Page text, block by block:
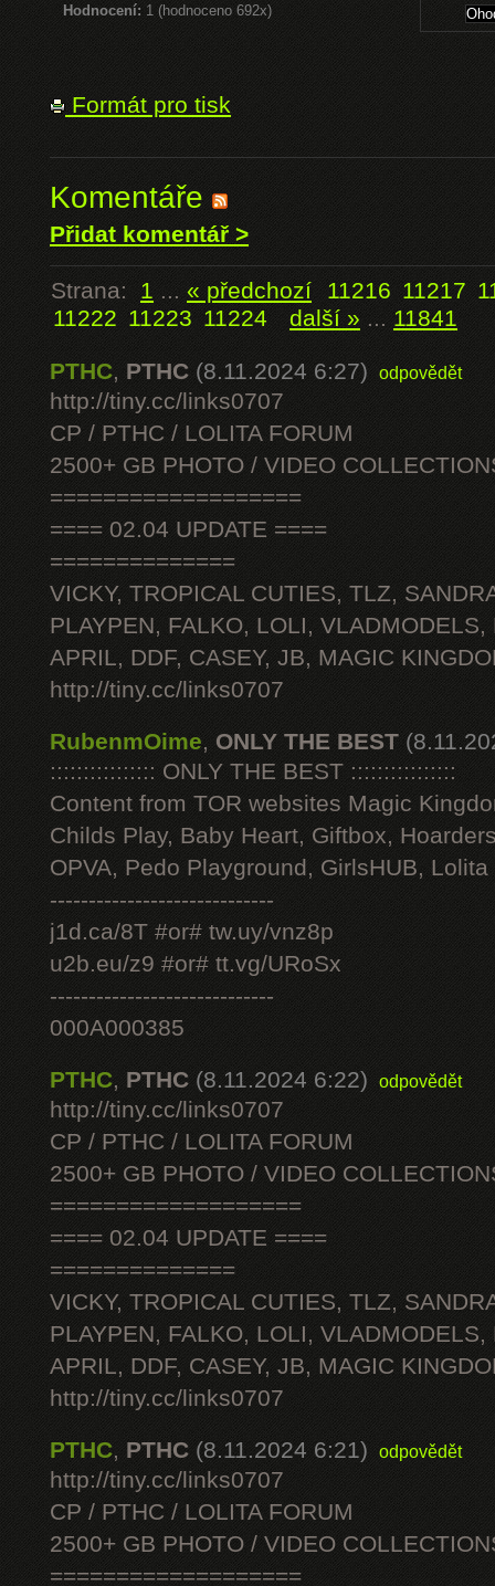
Hodnocení: 1 (hodnoceno 692x)
Formát pro tisk
Komentáře
Přidat komentář >
Strana: 1 ... « předchozí 11216 11217
11222 11223 11224 další »... 11841
PTHC, PTHC (8.11.2024 6:27) odpovědět
http://tiny.cc/links0707
CP / PTHC / LOLITA FORUM
2500+ GB PHOTO / VIDEO
===================
==== 02.04 UPDATE ====
==============
VICKY, TROPICAL CUTIES, TLZ,
PLAYPEN, FALKO, LOLI, VLADMODELS,
APRIL, DDF, CASEY, JB, MAGIC
http://tiny.cc/links0707
RubenmOime, ONLY THE BEST
:::::::::::::::: ONLY THE BEST ::::::::::::::::
Content from TOR websites Magic
Childs Play, Baby Heart, Giftbox,
OPVA, Pedo Playground, GirlsHUB, Lolita
-----------------------------
j1d.ca/8T #or# tw.uy/vnz8p
u2b.eu/z9 #or# tt.vg/URoSx
-----------------------------
000A000385
PTHC, PTHC (8.11.2024 6:22) odpovědět
http://tiny.cc/links0707
CP / PTHC / LOLITA FORUM
2500+ GB PHOTO / VIDEO
===================
==== 02.04 UPDATE ====
==============
VICKY, TROPICAL CUTIES, TLZ,
PLAYPEN, FALKO, LOLI, VLADMODELS,
APRIL, DDF, CASEY, JB, MAGIC
http://tiny.cc/links0707
PTHC, PTHC (8.11.2024 6:21) odpovědět
http://tiny.cc/links0707
CP / PTHC / LOLITA FORUM
2500+ GB PHOTO / VIDEO
===================